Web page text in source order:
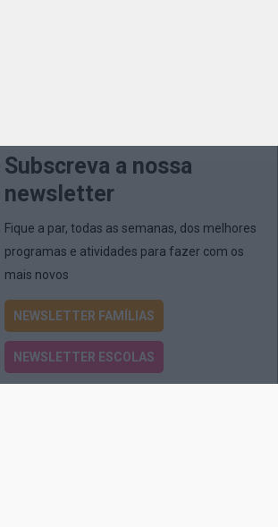
Subscreva a nossa
newsletter
Fique a par, todas as semanas, dos melhores
programas e atividades para fazer com os
mais novos
NEWSLETTER FAMÍLIAS
NEWSLETTER ESCOLAS